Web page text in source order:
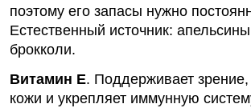
поэтому его запасы нужно
Естественный источник:
брокколи.
Витамин E. Поддерживает
кожи и укрепляет иммунную